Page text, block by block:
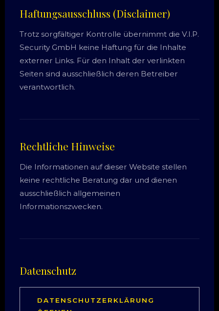
Haftungsausschluss (Disclaimer)
Trotz sorgfältiger Kontrolle übernimmt die V.I.P.
Security GmbH keine Haftung für die Inhalte
externer Links. Für den Inhalt der verlinkten
Seiten sind ausschließlich deren Betreiber
verantwortlich.
Rechtliche Hinweise
Die Informationen auf dieser Website stellen
keine rechtliche Beratung dar und dienen
ausschließlich allgemeinen
Informationszwecken.
Datenschutz
DATENSCHUTZERKLÄRUNG